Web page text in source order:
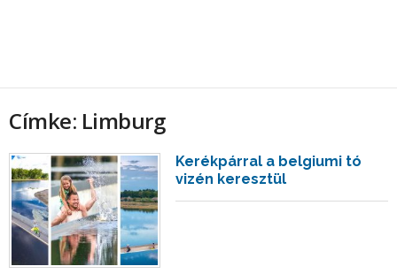
Címke: Limburg
Kerékpárral a belgiumi tó
vizén keresztül